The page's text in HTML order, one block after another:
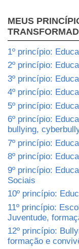
MEUS
1º princípio:
2º princípio:
3º princípio:
4º princípio:
5º princípio:
6º princípio:
bullying,
7º princípio:
8º princípio:
9º princípio:
Sociais
10º princípio:
11º princípio:
Juventude,
12º princípio:
formação e